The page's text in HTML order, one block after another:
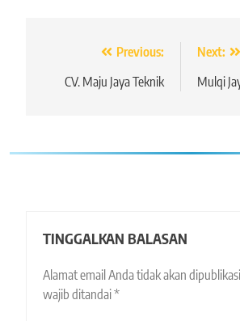
Navigasi
pos
Previous:
CV. Maju Jaya Teknik
Next:
Mulqi
TINGGALKAN BALASAN
Alamat email Anda tidak akan
wajib ditandai*